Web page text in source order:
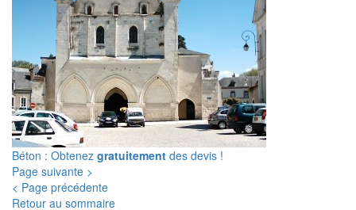
Béton : Obtenez gratuitement des devis !
Page suivante >
< Page précédente
Retour au sommaire